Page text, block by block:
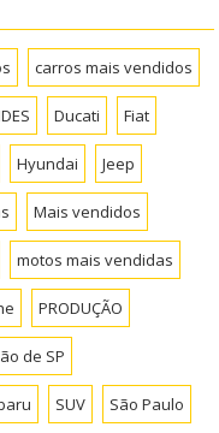
carros mais vendidos
Ducati Fiat
Hyundai Jeep
Mais vendidos
motos mais vendidas
PRODUÇÃO
de SP
SUV São Paulo